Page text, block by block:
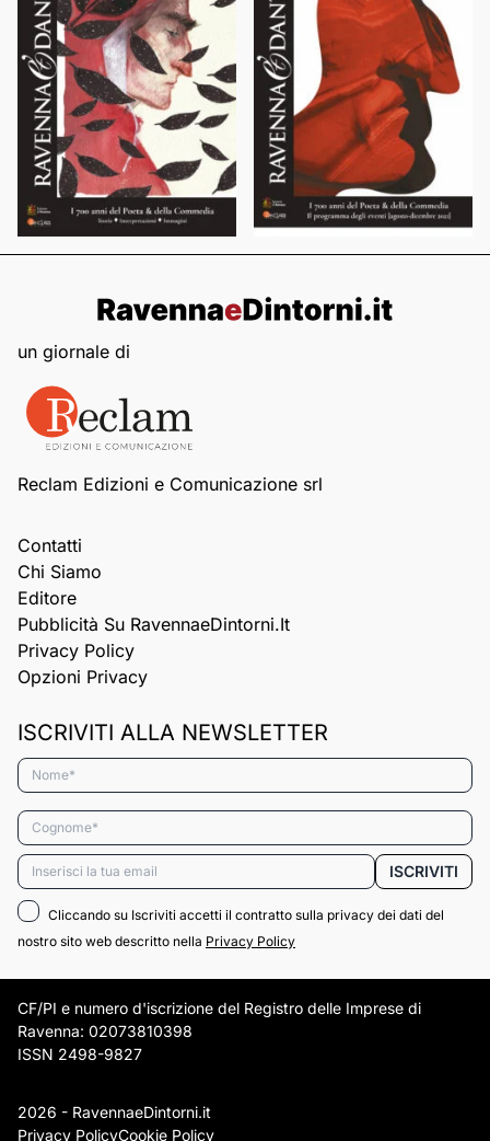
un giornale di
Reclam Edizioni e Comunicazione srl
Contatti
Chi Siamo
Editore
Pubblicità Su RavennaeDintorni.it
Privacy Policy
Opzioni Privacy
ISCRIVITI ALLA NEWSLETTER
Nome*
Cognome*
Email* ISCRIVITI
Cliccando su Iscriviti accetti il contratto sulla privacy dei dati del
nostro sito web descritto nella Privacy Policy
CF/PI e numero d'iscrizione del Registro delle Imprese di
Ravenna: 02073810398
ISSN 2498-9827
2026 - RavennaeDintorni.it
Privacy PolicyCookie Policy